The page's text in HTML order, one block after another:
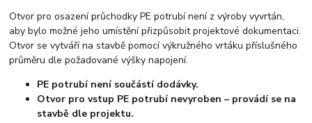
Otvor pro osazení průchodky PE potrubí není z výroby vyvrtán,
aby bylo možné jeho umístění přizpůsobit projektové dokumentaci.
Otvor se vytváří na stavbě pomocí výkružného vrtáku příslušného
průměru dle požadované výšky napojení.
PE potrubí není součástí dodávky.
Otvor pro vstup PE potrubí nevyroben – provádí se na
stavbě dle projektu.